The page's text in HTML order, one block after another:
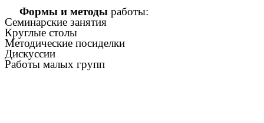
Формы и методы работы:
Семинарские занятия
Круглые столы
Методические посиделки
Дискуссии
Работы малых групп